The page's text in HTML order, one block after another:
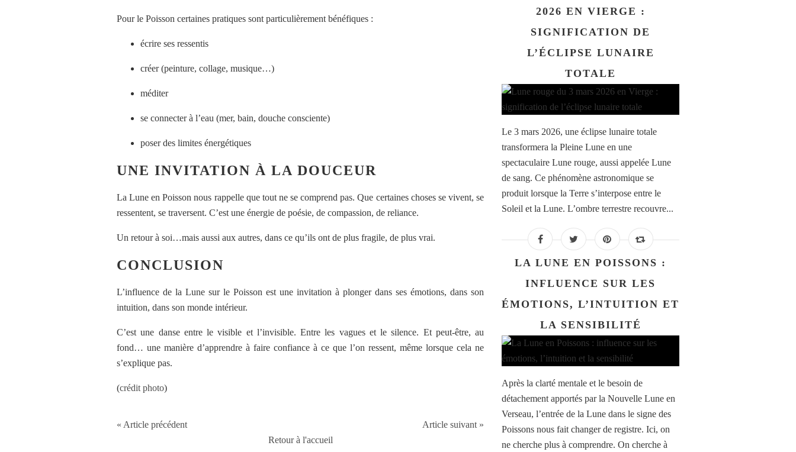
Pour le Poisson certaines pratiques sont particulièrement bénéfiques :
écrire ses ressentis
créer (peinture, collage, musique…)
méditer
se connecter à l’eau (mer, bain, douche consciente)
poser des limites énergétiques
UNE INVITATION À LA DOUCEUR
La Lune en Poisson nous rappelle que tout ne se comprend pas. Que certaines choses se vivent, se
ressentent, se traversent. C’est une énergie de poésie, de compassion, de reliance.
Un retour à soi…mais aussi aux autres, dans ce qu’ils ont de plus fragile, de plus vrai.
CONCLUSION
L’influence de la Lune sur le Poisson est une invitation à plonger dans ses émotions, dans son
intuition, dans son monde intérieur.
C’est une danse entre le visible et l’invisible. Entre les vagues et le silence. Et peut-être, au
fond… une manière d’apprendre à faire confiance à ce que l’on ressent, même lorsque cela ne
s’explique pas.
(crédit photo)
« Article précédent
Article suivant »
Retour à l'accueil
2026 EN VIERGE :
SIGNIFICATION DE
L’ÉCLIPSE LUNAIRE
TOTALE
Le 3 mars 2026, une éclipse lunaire totale
transformera la Pleine Lune en une
spectaculaire Lune rouge, aussi appelée Lune
de sang. Ce phénomène astronomique se
produit lorsque la Terre s’interpose entre le
Soleil et la Lune. L’ombre terrestre recouvre...
LA LUNE EN POISSONS :
INFLUENCE SUR LES
ÉMOTIONS, L’INTUITION ET
LA SENSIBILITÉ
Après la clarté mentale et le besoin de
détachement apportés par la Nouvelle Lune en
Verseau, l’entrée de la Lune dans le signe des
Poissons nous fait changer de registre. Ici, on
ne cherche plus à comprendre. On cherche à